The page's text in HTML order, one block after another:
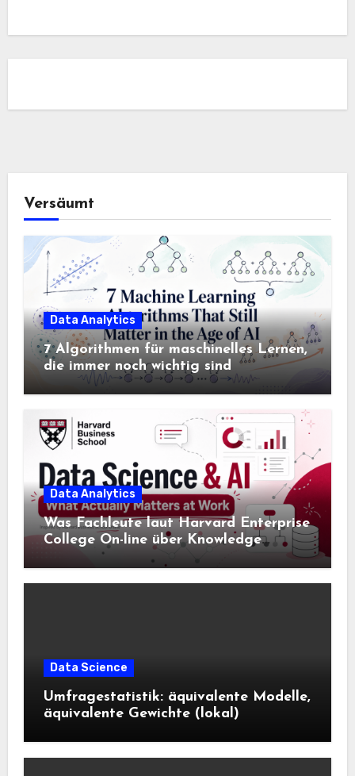
Versäumt
Data Analytics
7 Algorithmen für maschinelles Lernen,
die immer noch wichtig sind
Data Analytics
Was Fachleute laut Harvard Enterprise
College On-line über Knowledge
Science und KI wissen sollten
Data Science
Umfragestatistik: äquivalente Modelle,
äquivalente Gewichte (lokal)